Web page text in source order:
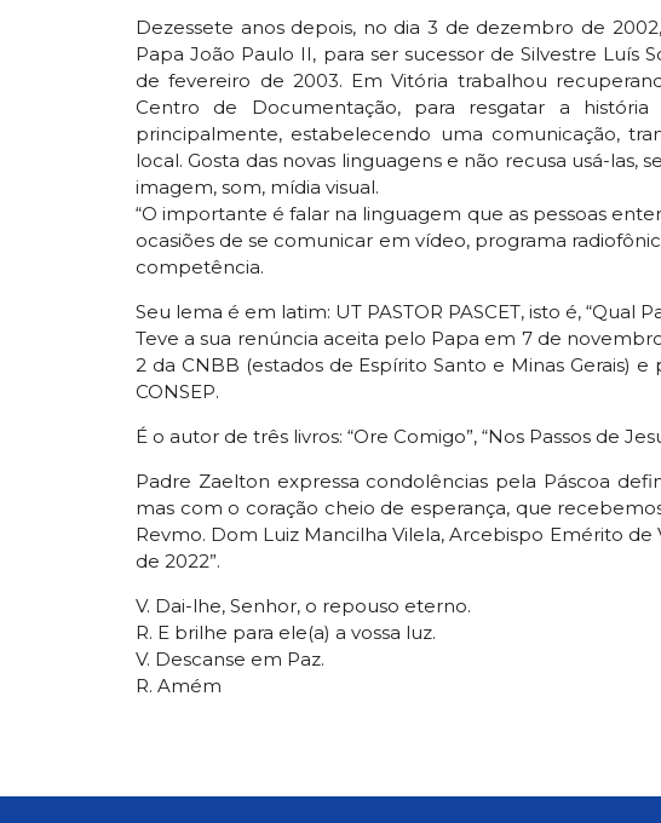
Dezessete anos depois, no dia 3 de dezembro de
Papa João Paulo II, para ser sucessor de Silvestre Luís
de fevereiro de 2003. Em Vitória trabalhou
Centro de Documentação, para resgatar a
principalmente, estabelecendo uma comunicação,
local. Gosta das novas linguagens e não recusa usá-las,
imagem, som, mídia visual.
“O importante é falar na linguagem que as pessoas
ocasiões de se comunicar em vídeo, programa
competência.
Seu lema é em latim: UT PASTOR PASCET, isto é, “Qual
Teve a sua renúncia aceita pelo Papa em 7 de
2 da CNBB (estados de Espírito Santo e Minas Gerais) e
CONSEP.
É o autor de três livros: “Ore Comigo”, “Nos Passos de
Padre Zaelton expressa condolências pela Páscoa
mas com o coração cheio de esperança, que
Revmo. Dom Luiz Mancilha Vilela, Arcebispo Emérito de
de 2022”.
V. Dai-lhe, Senhor, o repouso eterno.
R. E brilhe para ele(a) a vossa luz.
V. Descanse em Paz.
R. Amém